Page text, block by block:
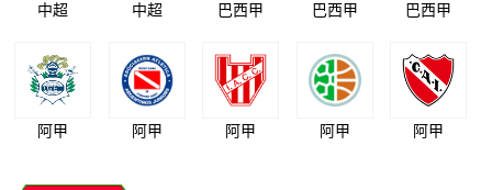
中超 中超 巴西甲 巴西甲 巴西甲
阿甲 阿甲 阿甲 阿甲 阿甲